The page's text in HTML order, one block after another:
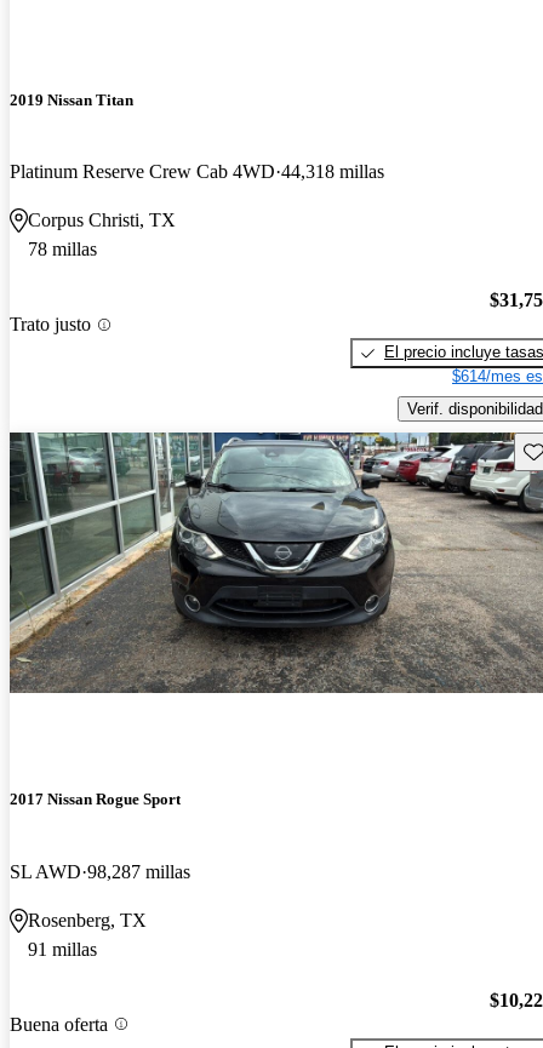
2019 Nissan Titan
Platinum Reserve Crew Cab 4WD 44,318 millas
Corpus Christi, TX
78 millas
Trato justo
El precio incluye tasas
$614/mes
Verif. disponibilidad
2017 Nissan Rogue Sport
SL AWD 98,287 millas
Rosenberg, TX
91 millas
Buena oferta